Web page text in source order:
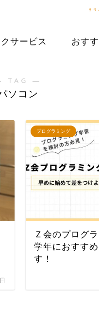
きり
サービス おす
TAG ―
ソコン
プログラミング
Ｚ会のプログ
学年におすす
す！